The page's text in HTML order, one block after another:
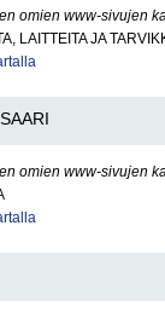
omien www-sivujen
LAITTEITA JA
omien www-sivujen